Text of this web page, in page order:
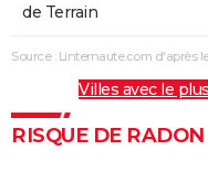
de Terrain
Source : Linternaute.com d'après
Villes avec le
RISQUE DE